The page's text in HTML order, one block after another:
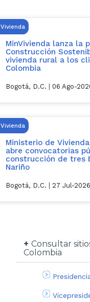
Vivienda
MinVivienda lanza la
Construcción
vivienda rural a los
Colombia
Bogotá, D.C. | 06 Ago-
Vivienda
Ministerio de
abre convocatorias
construcción de tres
Nariño
Bogotá, D.C. | 27 Jul-2026
Consultar
Colombia